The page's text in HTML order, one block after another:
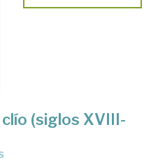
(siglos XVIII-